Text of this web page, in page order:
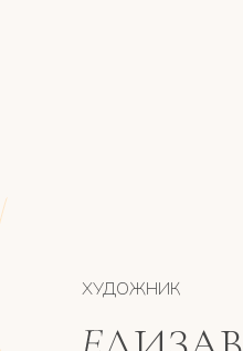
ХУДОЖНИК